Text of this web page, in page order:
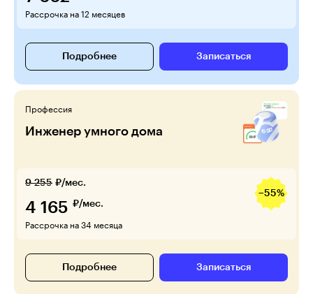
Рассрочка на 12 месяцев
Подробнее Записаться
Профессия
Инженер умного дома
9 255 ₽/мес.
−55%
4 165 ₽/мес.
Рассрочка на 34 месяца
Подробнее Записаться